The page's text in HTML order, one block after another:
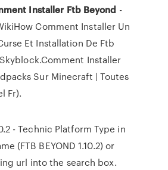
Installer Ftb Beyond -
Comment Installer Un
Et Installation De Ftb
Installer
Sur Minecraft | Toutes
Fr).
- Technic Platform Type in
(FTB BEYOND 1.10.2) or
url into the search box.